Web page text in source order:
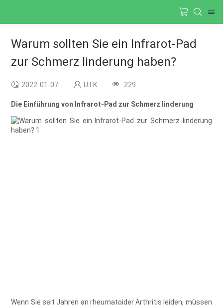
Warum sollten Sie ein Infrarot-Pad
zur Schmerz linderung haben?
2022-01-07 UTK 229
Die Einführung von Infrarot-Pad zur Schmerz linderung
Wenn Sie seit Jahren an rheumatoider Arthritis leiden, müssen